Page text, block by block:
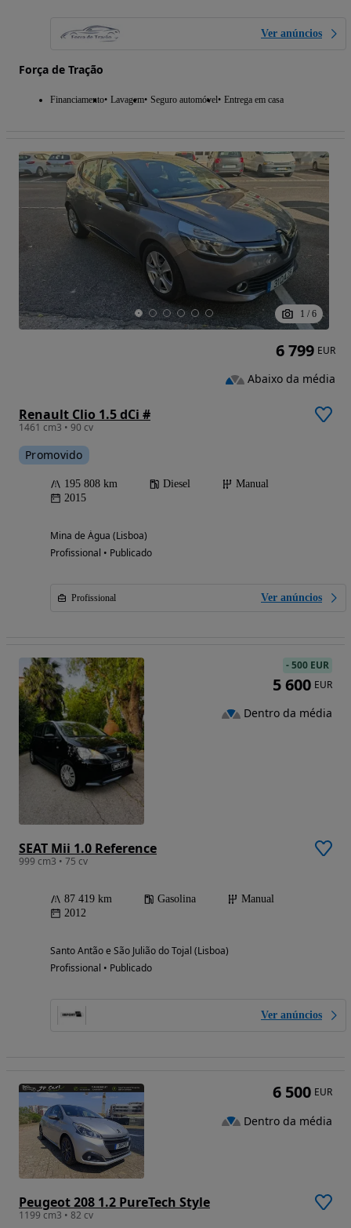
Ver anúncios
Força de Tração
Financiamento Lavagem Seguro automóvel Entrega em casa
1 / 6
Renault Clio 1.5 dCi #
1461 cm3 • 90 cv
Promovido
195 808 km Diesel
Manual
2015
Mina de Água (Lisboa)
Profissional • Publicado
Profissional Ver anúncios
6 799 EUR
Abaixo da média
SEAT Mii 1.0 Reference
999 cm3 • 75 cv
87 419 km Gasolina
Manual
2012
Santo Antão e São Julião do Tojal (Lisboa)
Profissional • Publicado
Ver anúncios
-500 EUR
5 600 EUR
Dentro da média
Peugeot 208 1.2 PureTech Style
1199 cm3 • 82 cv
6 500 EUR
Dentro da média